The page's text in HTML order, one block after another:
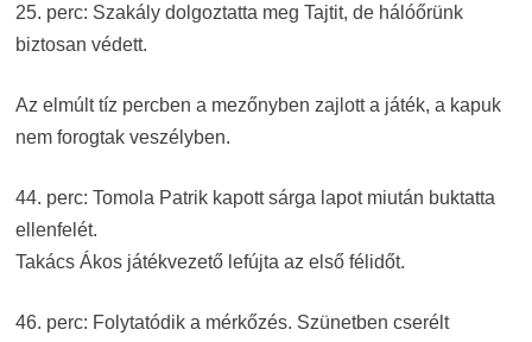
25. perc: Szakály dolgoztatta meg Tajtit, de hálóőrünk
biztosan védett.
Az elmúlt tíz percben a mezőnyben zajlott a játék, a kapuk
nem forogtak veszélyben.
44. perc: Tomola Patrik kapott sárga lapot miután buktatta
ellenfelét.
Takács Ákos játékvezető lefújta az első félidőt.
46. perc: Folytatódik a mérkőzés. Szünetben cserélt